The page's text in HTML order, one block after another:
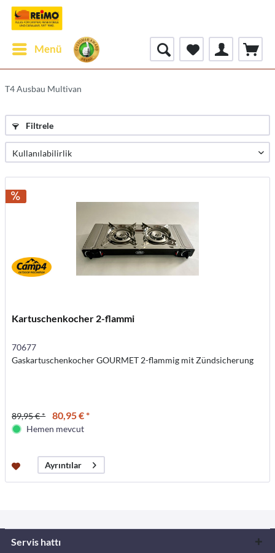
Menü
T4 Ausbau Multivan
Filtrele
Kartuschenkocher 2-flammi
70677
Gaskartuschenkocher GOURMET 2-flammig mit Zündsicherung
89,95 € * 80,95 € *
Hemen mevcut
Ayrıntılar
Servis hattı